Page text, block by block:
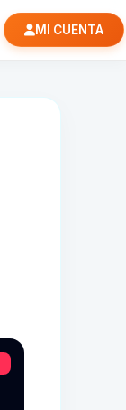
MI CUENTA